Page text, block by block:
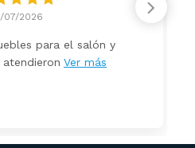
07/2026
para el salón y
Ver más